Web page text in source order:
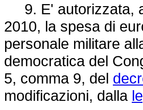
9. E' autorizzata, a
2010, la spesa di
personale militare
democratica del
5, comma 9, del
modificazioni, dalla